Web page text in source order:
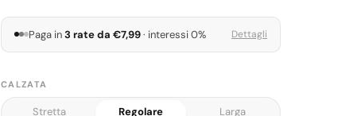
Paga in3 rate da €7,99· interessi 0% Dettagli
CALZATA
Stretta Regolare Larga